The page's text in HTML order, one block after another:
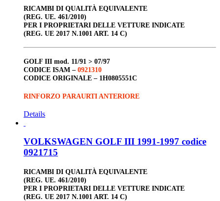
RICAMBI DI QUALITÀ EQUIVALENTE
(REG. UE. 461/2010)
PER I PROPRIETARI DELLE VETTURE INDICATE
(REG. UE 2017 N.1001 ART. 14 C)
GOLF III mod. 11/91 > 07/97
CODICE ISAM – 0921310
CODICE ORIGINALE – 1H0805551C
RINFORZO PARAURTI ANTERIORE
Details
VOLKSWAGEN GOLF III 1991-1997 codice
0921715
RICAMBI DI QUALITÀ EQUIVALENTE
(REG. UE. 461/2010)
PER I PROPRIETARI DELLE VETTURE INDICATE
(REG. UE 2017 N.1001 ART. 14 C)